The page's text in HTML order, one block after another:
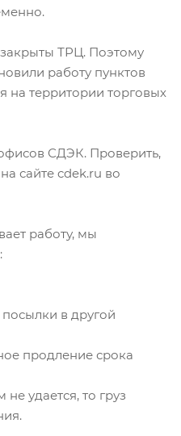
ТРЦ. Поэтому
работу пунктов
на территории торговых
СДЭК. Проверить,
сайте cdek.ru во
работу, мы
в другой
продление срока
не удается, то груз